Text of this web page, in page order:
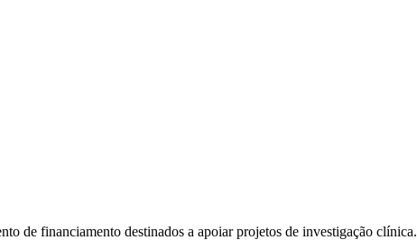
de financiamento destinados a apoiar projetos de investigação clínica.